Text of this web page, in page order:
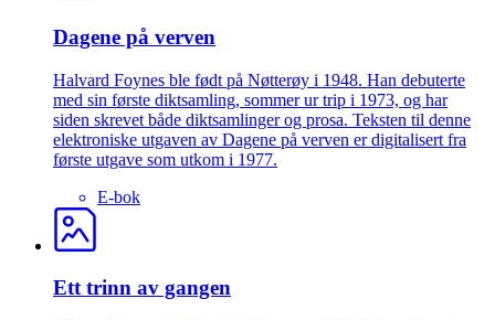
Dagene på verven
Halvard Foynes ble født på Nøtterøy i 1948. Han debuterte
med sin første diktsamling, sommer ur trip i 1973, og har
siden skrevet både diktsamlinger og prosa. Teksten til denne
elektroniske utgaven av Dagene på verven er digitalisert fra
første utgave som utkom i 1977.
E-bok
Ett trinn av gangen